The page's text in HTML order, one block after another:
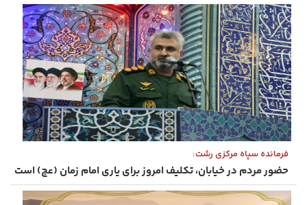
فرمانده سپاه مرکزی رشت:
حضور مردم در خیابان، تکلیف امروز برای یاری امام زمان (عج) است